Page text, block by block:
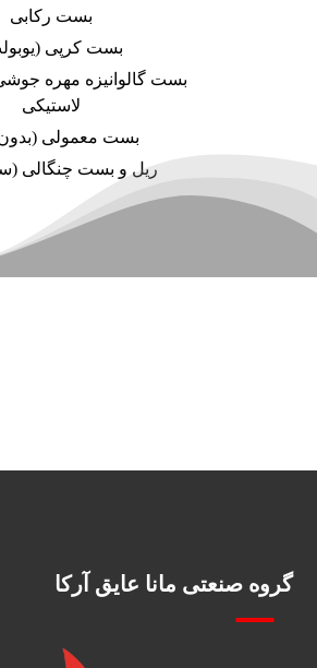
بست رکابی
بست کرپی
بست گالوانیزه مهره
لاستیکی
بست معمولی (بدون
ریل و بست چنگالی
گروه صنعتی مانا عایق آرکا